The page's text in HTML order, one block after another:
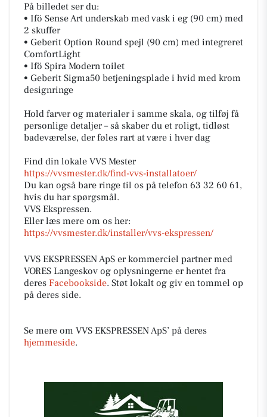
På billedet ser du:
• Ifö Sense Art underskab med vask i eg (90 cm) med
2 skuffer
• Geberit Option Round spejl (90 cm) med integreret
ComfortLight
• Ifö Spira Modern toilet
• Geberit Sigma50 betjeningsplade i hvid med krom
designringe
Hold farver og materialer i samme skala, og tilføj få
personlige detaljer – så skaber du et roligt, tidløst
badeværelse, der føles rart at være i hver dag
Find din lokale VVS Mester
https://vvsmester.dk/find-vvs-installatoer/
Du kan også bare ringe til os på telefon 63 32 60 61,
hvis du har spørgsmål.
VVS Ekspressen.
Eller læs mere om os her:
https://vvsmester.dk/installer/vvs-ekspressen/
VVS EKSPRESSEN ApS er kommerciel partner med
VORES Langeskov og oplysningerne er hentet fra
deres Facebookside. Støt lokalt og giv en tommel op
på deres side.
Se mere om VVS EKSPRESSEN ApS’ på deres
hjemmeside.